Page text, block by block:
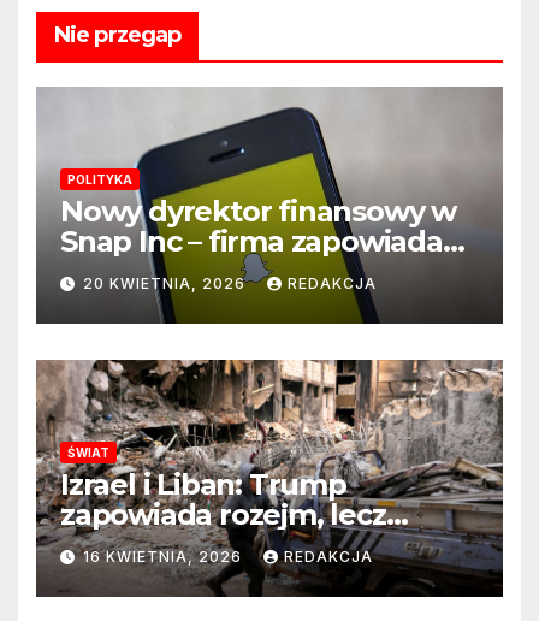
Nie przegap
POLITYKA
Nowy dyrektor finansowy w
Snap Inc – firma zapowiada
zmianę na kluczowym
stanowisku
20 KWIETNIA, 2026 REDAKCJA
ŚWIAT
Izrael i Liban: Trump
zapowiada rozejm, lecz
perspektywa zakończenia
wojny wciąż odległa
16 KWIETNIA, 2026 REDAKCJA